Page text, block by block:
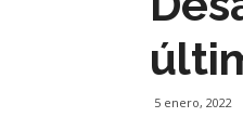
5 enero, 2022